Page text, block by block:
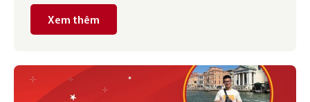
Xem thêm